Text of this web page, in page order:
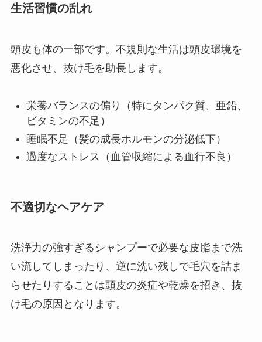
生活習慣の乱れ
頭皮も体の一部です。不規則な生活は頭皮環境を
悪化させ、抜け毛を助長します。
栄養バランスの偏り（特にタンパク質、亜鉛、
ビタミンの不足）
睡眠不足（髪の成長ホルモンの分泌低下）
過度なストレス（血管収縮による血行不良）
不適切なヘアケア
洗浄力の強すぎるシャンプーで必要な皮脂まで洗
い流してしまったり、逆に洗い残しで毛穴を詰ま
らせたりすることは頭皮の炎症や乾燥を招き、抜
け毛の原因となります。